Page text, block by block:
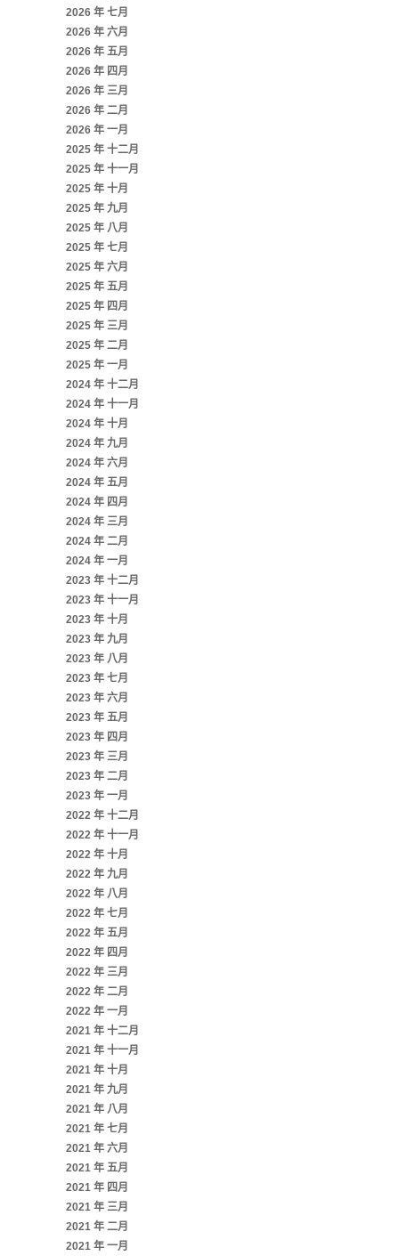
2026 年 七月
2026 年 六月
2026 年 五月
2026 年 四月
2026 年 三月
2026 年 二月
2026 年 一月
2025 年 十二月
2025 年 十一月
2025 年 十月
2025 年 九月
2025 年 八月
2025 年 七月
2025 年 六月
2025 年 五月
2025 年 四月
2025 年 三月
2025 年 二月
2025 年 一月
2024 年 十二月
2024 年 十一月
2024 年 十月
2024 年 九月
2024 年 六月
2024 年 五月
2024 年 四月
2024 年 三月
2024 年 二月
2024 年 一月
2023 年 十二月
2023 年 十一月
2023 年 十月
2023 年 九月
2023 年 八月
2023 年 七月
2023 年 六月
2023 年 五月
2023 年 四月
2023 年 三月
2023 年 二月
2023 年 一月
2022 年 十二月
2022 年 十一月
2022 年 十月
2022 年 九月
2022 年 八月
2022 年 七月
2022 年 五月
2022 年 四月
2022 年 三月
2022 年 二月
2022 年 一月
2021 年 十二月
2021 年 十一月
2021 年 十月
2021 年 九月
2021 年 八月
2021 年 七月
2021 年 六月
2021 年 五月
2021 年 四月
2021 年 三月
2021 年 二月
2021 年 一月